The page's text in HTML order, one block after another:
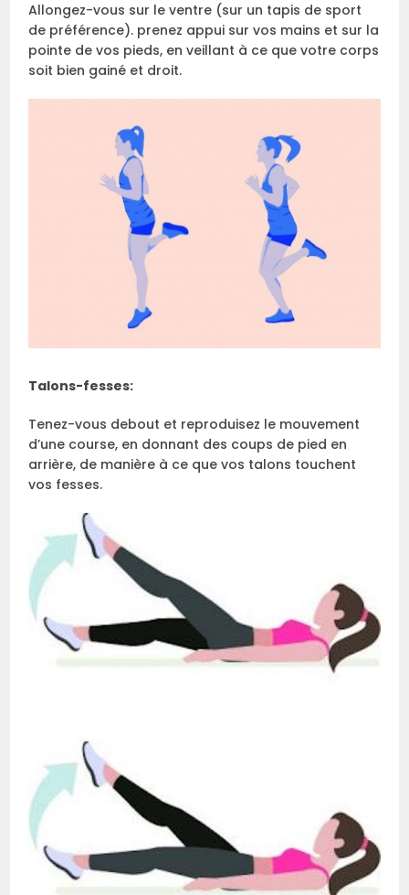
Allongez-vous sur le ventre (sur un tapis de sport
de préférence). prenez appui sur vos mains et sur la
pointe de vos pieds, en veillant à ce que votre corps
soit bien gainé et droit.
Talons-fesses:
Tenez-vous debout et reproduisez le mouvement
d’une course, en donnant des coups de pied en
arrière, de manière à ce que vos talons touchent
vos fesses.